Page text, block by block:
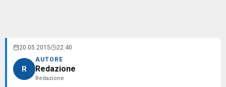
20.05.2015 22:40
R
AUTORE
Redazione
Redazione